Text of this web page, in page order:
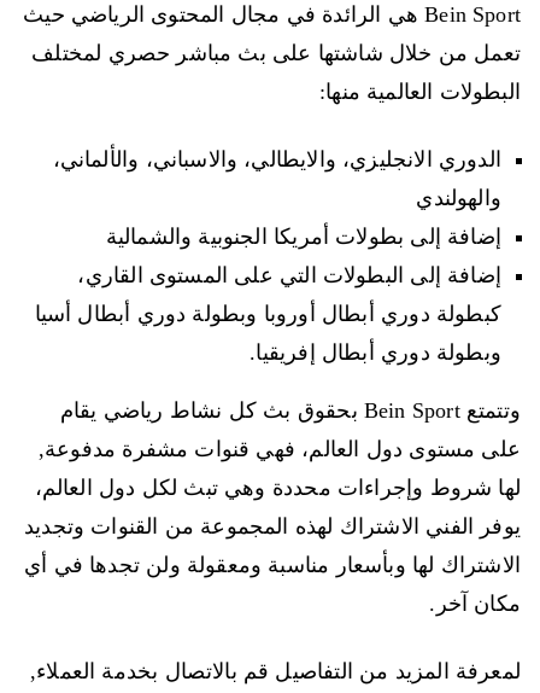
Bein Sport هي الرائدة في مجال المحتوى الرياضي حيث
تعمل من خلال شاشتها على بث مباشر حصري لمختلف
البطولات العالمية منها:
الدوري الانجليزي، والايطالي، والاسباني، والألماني،
والهولندي
إضافة إلى بطولات أمريكا الجنوبية والشمالية
إضافة إلى البطولات التي على المستوى القاري،
كبطولة دوري أبطال أوروبا وبطولة دوري أبطال أسيا
وبطولة دوري أبطال إفريقيا.
وتتمتع Bein Sport بحقوق بث كل نشاط رياضي يقام
على مستوى دول العالم، فهي قنوات مشفرة مدفوعة,
لها شروط وإجراءات محددة وهي تبث لكل دول العالم،
يوفر الفني الاشتراك لهذه المجموعة من القنوات وتجديد
الاشتراك لها وبأسعار مناسبة ومعقولة ولن تجدها في أي
مكان آخر.
لمعرفة المزيد من التفاصيل قم بالاتصال بخدمة العملاء,